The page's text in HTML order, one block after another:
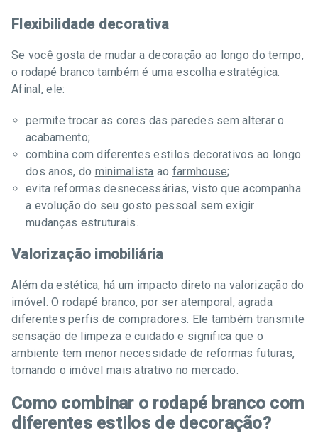
Flexibilidade decorativa
Se você gosta de mudar a decoração ao longo do tempo,
o rodapé branco também é uma escolha estratégica.
Afinal, ele:
permite trocar as cores das paredes sem alterar o
acabamento;
combina com diferentes estilos decorativos ao longo
dos anos, do minimalista ao farmhouse;
evita reformas desnecessárias, visto que acompanha
a evolução do seu gosto pessoal sem exigir
mudanças estruturais.
Valorização imobiliária
Além da estética, há um impacto direto na valorização do
imóvel. O rodapé branco, por ser atemporal, agrada
diferentes perfis de compradores. Ele também transmite
sensação de limpeza e cuidado e significa que o
ambiente tem menor necessidade de reformas futuras,
tornando o imóvel mais atrativo no mercado.
Como combinar o rodapé branco com
diferentes estilos de decoração?